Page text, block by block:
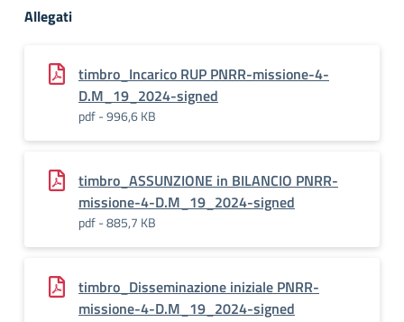
Allegati
timbro_Incarico RUP PNRR-missione-4-
D.M_19_2024-signed
pdf - 996,6 KB
timbro_ASSUNZIONE in BILANCIO PNRR-
missione-4-D.M_19_2024-signed
pdf - 885,7 KB
timbro_Disseminazione iniziale PNRR-
missione-4-D.M_19_2024-signed